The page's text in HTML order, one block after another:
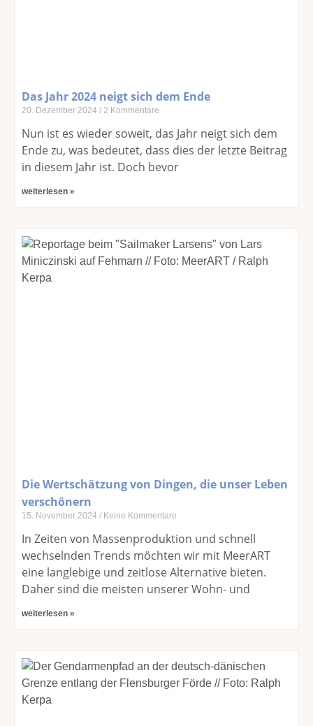
Das Jahr 2024 neigt sich dem Ende
20. Dezember 2024 2 Kommentare
Nun ist es wieder soweit, das Jahr neigt sich dem
Ende zu, was bedeutet, dass dies der letzte Beitrag
in diesem Jahr ist. Doch bevor
weiterlesen »
Die Wertschätzung von Dingen, die unser Leben
verschönern
15. November 2024 Keine Kommentare
In Zeiten von Massenproduktion und schnell
wechselnden Trends möchten wir mit MeerART
eine langlebige und zeitlose Alternative bieten.
Daher sind die meisten unserer Wohn- und
weiterlesen »